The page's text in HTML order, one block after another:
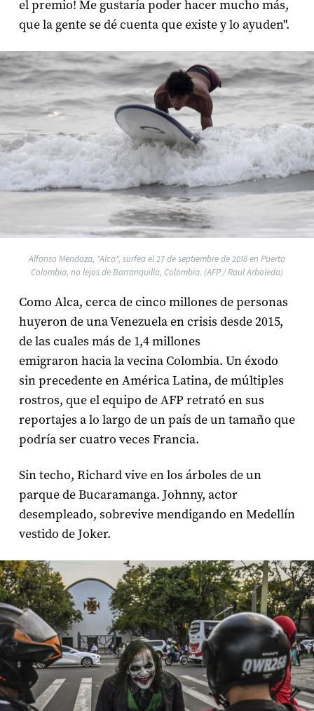
el premio! Me gustaría poder hacer mucho más,
que la gente se dé cuenta que existe y lo ayuden".
Alfonso Mendoza, "Alca", surfea el 27 de septiembre de 2018 en Puerto
Colombia, no lejos de Barranquilla, Colombia. (AFP / Raul Arboleda)
Como Alca, cerca de cinco millones de personas
huyeron de una Venezuela en crisis desde 2015,
de las cuales más de 1,4 millones
emigraron hacia la vecina Colombia. Un éxodo
sin precedente en América Latina, de múltiples
rostros, que el equipo de AFP retrató en sus
reportajes a lo largo de un país de un tamaño que
podría ser cuatro veces Francia.
Sin techo, Richard vive en los árboles de un
parque de Bucaramanga. Johnny, actor
desempleado, sobrevive mendigando en Medellín
vestido de Joker.